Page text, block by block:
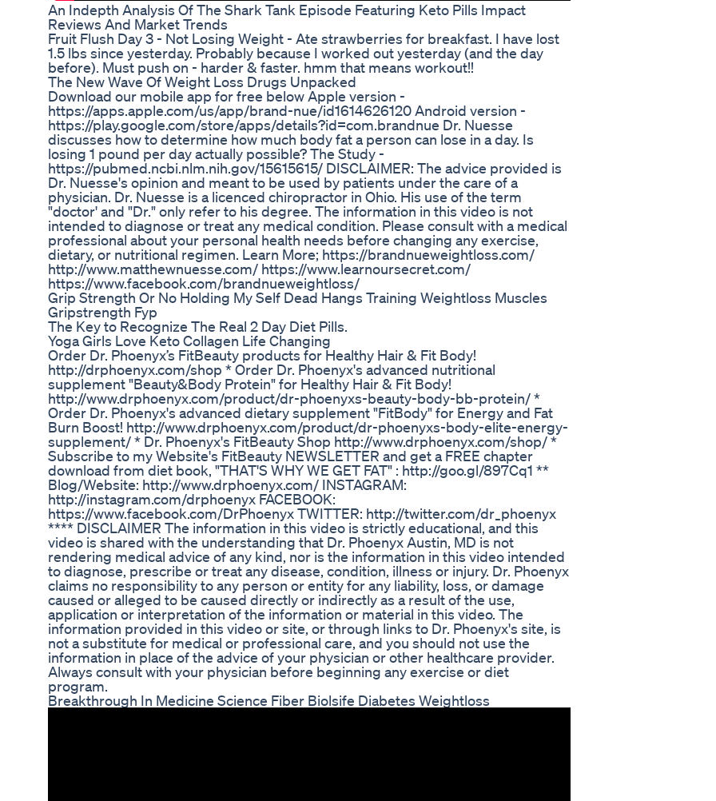
An Indepth Analysis Of The Shark Tank Episode Featuring Keto Pills Impact
Reviews And Market Trends
Fruit Flush Day 3 - Not Losing Weight - Ate strawberries for breakfast. I have lost
1.5 lbs since yesterday. Probably because I worked out yesterday (and the day
before). Must push on - harder & faster. hmm that means workout!!
The New Wave Of Weight Loss Drugs Unpacked
Download our mobile app for free below Apple version -
https://apps.apple.com/us/app/brand-nue/id1614626120 Android version -
https://play.google.com/store/apps/details?id=com.brandnue Dr. Nuesse
discusses how to determine how much body fat a person can lose in a day. Is
losing 1 pound per day actually possible? The Study -
https://pubmed.ncbi.nlm.nih.gov/15615615/ DISCLAIMER: The advice provided is
Dr. Nuesse's opinion and meant to be used by patients under the care of a
physician. Dr. Nuesse is a licenced chiropractor in Ohio. His use of the term
"doctor' and "Dr." only refer to his degree. The information in this video is not
intended to diagnose or treat any medical condition. Please consult with a medical
professional about your personal health needs before changing any exercise,
dietary, or nutritional regimen. Learn More; https://brandnueweightloss.com/
http://www.matthewnuesse.com/ https://www.learnoursecret.com/
https://www.facebook.com/brandnueweightloss/
Grip Strength Or No Holding My Self Dead Hangs Training Weightloss Muscles
Gripstrength Fyp
The Key to Recognize The Real 2 Day Diet Pills.
Yoga Girls Love Keto Collagen Life Changing
Order Dr. Phoenyx’s FitBeauty products for Healthy Hair & Fit Body!
http://drphoenyx.com/shop * Order Dr. Phoenyx's advanced nutritional
supplement "Beauty&Body Protein" for Healthy Hair & Fit Body!
http://www.drphoenyx.com/product/dr-phoenyxs-beauty-body-bb-protein/ *
Order Dr. Phoenyx's advanced dietary supplement "FitBody" for Energy and Fat
Burn Boost! http://www.drphoenyx.com/product/dr-phoenyxs-body-elite-energy-
supplement/ * Dr. Phoenyx's FitBeauty Shop http://www.drphoenyx.com/shop/ *
Subscribe to my Website's FitBeauty NEWSLETTER and get a FREE chapter
download from diet book, "THAT'S WHY WE GET FAT" : http://goo.gl/897Cq1 **
Blog/Website: http://www.drphoenyx.com/ INSTAGRAM:
http://instagram.com/drphoenyx FACEBOOK:
https://www.facebook.com/DrPhoenyx TWITTER: http://twitter.com/dr_phoenyx
**** DISCLAIMER The information in this video is strictly educational, and this
video is shared with the understanding that Dr. Phoenyx Austin, MD is not
rendering medical advice of any kind, nor is the information in this video intended
to diagnose, prescribe or treat any disease, condition, illness or injury. Dr. Phoenyx
claims no responsibility to any person or entity for any liability, loss, or damage
caused or alleged to be caused directly or indirectly as a result of the use,
application or interpretation of the information or material in this video. The
information provided in this video or site, or through links to Dr. Phoenyx's site, is
not a substitute for medical or professional care, and you should not use the
information in place of the advice of your physician or other healthcare provider.
Always consult with your physician before beginning any exercise or diet
program.
Breakthrough In Medicine Science Fiber Biolsife Diabetes Weightloss